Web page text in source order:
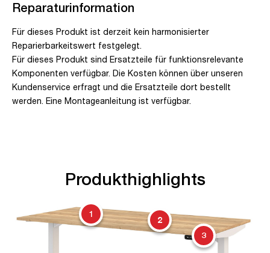
Reparaturinformation
Für dieses Produkt ist derzeit kein harmonisierter
Reparierbarkeitswert festgelegt.
Für dieses Produkt sind Ersatzteile für funktionsrelevante
Komponenten verfügbar. Die Kosten können über unseren
Kundenservice erfragt und die Ersatzteile dort bestellt
werden. Eine Montageanleitung ist verfügbar.
Produkthighlights
1
2
3